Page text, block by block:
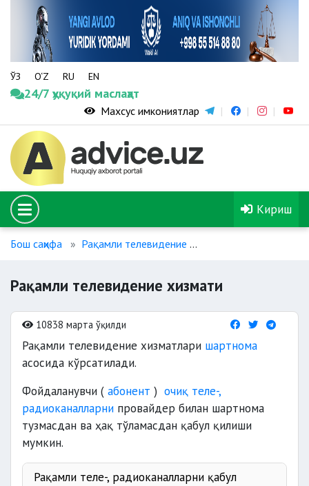
ЎЗ O‘Z RU EN
24/7 ҳуқуқий маслаҳат
Махсус имкониятлар
Кириш
Бош саҳифа Рақамли телевидение
Рақамли телевидение хизмати
10838 марта ўқилди
Рақамли телевидение хизматлари шартнома
асосида кўрсатилади.
Фойдаланувчи ( абонент ) очиқ теле-,
радиоканалларни провайдер билан шартнома
тузмасдан ва ҳақ тўламасдан қабул қилиши
мумкин.
Рақамли теле-, радиоканалларни қабул